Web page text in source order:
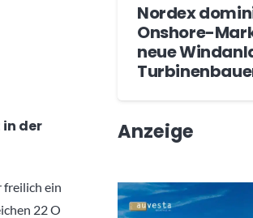
in der
freilich ein
22 O
Nordex
Onshore-
neue
Anzeige